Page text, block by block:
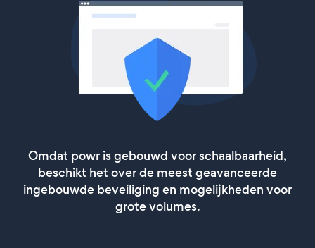
Omdat powr is gebouwd voor schaalbaarheid,
beschikt het over de meest geavanceerde
ingebouwde beveiliging en mogelijkheden voor
grote volumes.